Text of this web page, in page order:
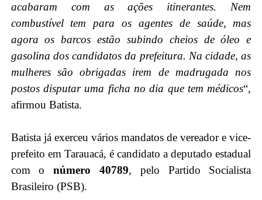
acabaram com as ações itinerantes. Nem
combustível tem para os agentes de saúde, mas
agora os barcos estão subindo cheios de óleo e
gasolina dos candidatos da prefeitura. Na cidade, as
mulheres são obrigadas irem de madrugada nos
postos disputar uma ficha no dia que tem médicos“,
afirmou Batista.
Batista já exerceu vários mandatos de vereador e vice-
prefeito em Tarauacá, é candidato a deputado estadual
com onúmero 40789, pelo Partido Socialista
Brasileiro (PSB).